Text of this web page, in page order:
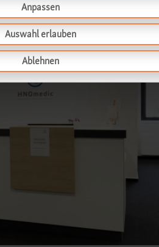
Anpassen
Auswahl erlauben
Ablehnen